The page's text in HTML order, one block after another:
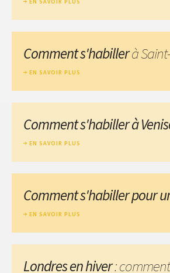
Comment s'habillerà
EN SAVOIR PLUS
Comment s'habiller à
EN SAVOIR PLUS
Comment s'habiller pour
EN SAVOIR PLUS
Londres en hiver: